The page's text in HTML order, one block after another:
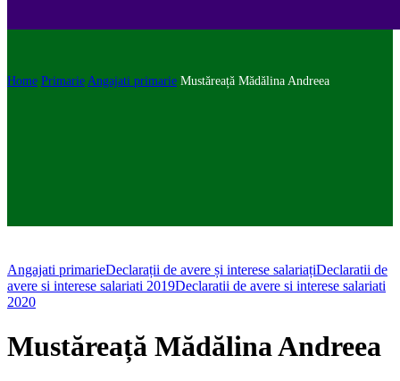
Home Primarie Angajati primarie Mustăreață Mădălina Andreea
Angajati primarieDeclarații de avere și interese salariațiDeclaratii de
avere si interese salariati 2019Declaratii de avere si interese salariati
2020
Mustăreață Mădălina Andreea